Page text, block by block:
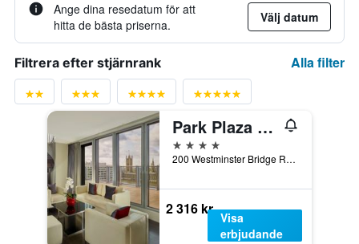
Ange dina resedatum för att
hitta de bästa priserna.
Välj datum
Filtrera efter stjärnrank Alla filter
Park Plaza Westminster Bridge London
4 stjärnor
200 Westminster Bridge Road, London, Storbritannien
2 316 kr
Visa
erbjudande